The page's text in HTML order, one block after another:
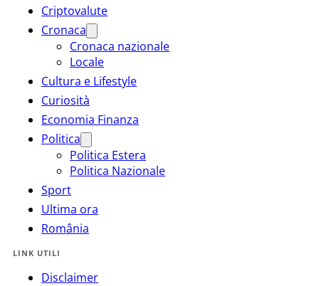
Criptovalute
Cronaca
Cronaca nazionale
Locale
Cultura e Lifestyle
Curiosità
Economia Finanza
Politica
Politica Estera
Politica Nazionale
Sport
Ultima ora
România
LINK UTILI
Disclaimer